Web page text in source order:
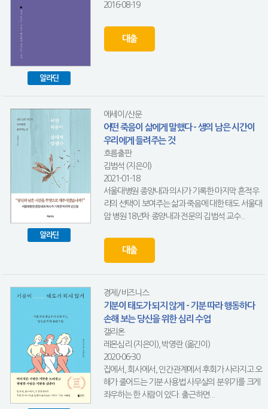
알라딘
2016-08-19
대출
알라딘
에세이/산문
어떤 죽음이 삶에게 말했다 - 생의 남은 시간이
우리에게 들려주는 것
흐름출판
김범석 (지은이)
2021-01-18
서울대병원 종양내과 의사가 기록한 마지막 흔적우
리의 선택이 보여주는 삶과 죽음에 대한 태도 서울대
암 병원 18년차 종양내과 전문의 김범석 교수...
대출
경제/비즈니스
기분이 태도가 되지 않게 - 기분 따라 행동하다
손해 보는 당신을 위한 심리 수업
갤리온
레몬심리 (지은이), 박영란 (옮긴이)
2020-06-30
집에서, 회사에서, 인간관계에서 후회가 사라지고 오
해가 줄어드는 기분 사용법 사무실의 분위기를 크게
좌우하는 한 사람이 있다. 출근하면...